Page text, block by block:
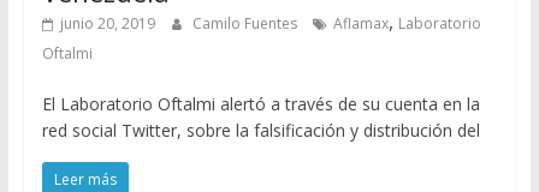
junio 20, 2019 Camilo Fuentes Aflamax, Laboratorio
Oftalmi
El Laboratorio Oftalmi alertó a través de su cuenta en la
red social Twitter, sobre la falsificación y distribución del
Leer más